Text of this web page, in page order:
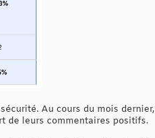
Au cours du mois dernier,
de leurs commentaires positifs.